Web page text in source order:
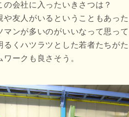
の会社に入ったいきさつは？
や友人がいるということもあっ
ンが多いのがいいなって思って
るくハツラツとした若者たちが
ークも良さそう。